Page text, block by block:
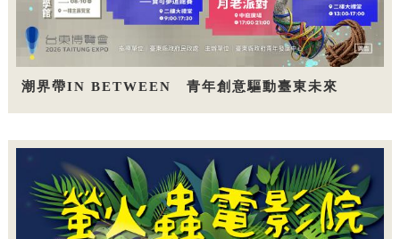
潮界帶IN BETWEEN 青年創意驅動臺東未來